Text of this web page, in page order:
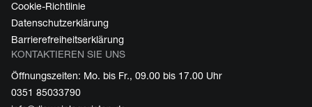
Cookie-Richtlinie
Datenschutzerklärung
Barrierefreiheitserklärung
KONTAKTIEREN SIE UNS
Öffnungszeiten: Mo. bis Fr., 09.00 bis 17.00 Uhr
0351 85033790